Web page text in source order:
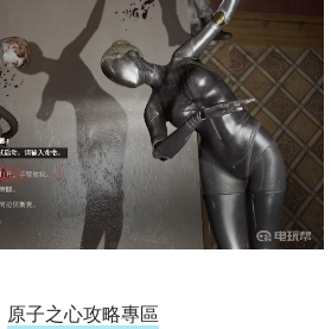
原子之心攻略專區